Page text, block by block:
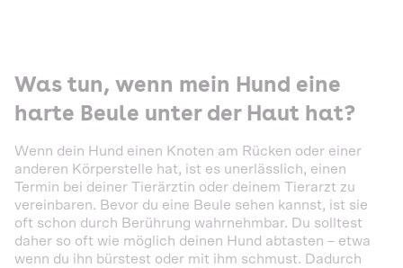
Was tun, wenn mein Hund eine
harte Beule unter der Haut hat?
Wenn dein Hund einen Knoten am Rücken oder einer
anderen Körperstelle hat, ist es unerlässlich, einen
Termin bei deiner Tierärztin oder deinem Tierarzt zu
vereinbaren. Bevor du eine Beule sehen kannst, ist sie
oft schon durch Berührung wahrnehmbar. Du solltest
daher so oft wie möglich deinen Hund abtasten – etwa
wenn du ihn bürstest oder mit ihm schmust. Dadurch